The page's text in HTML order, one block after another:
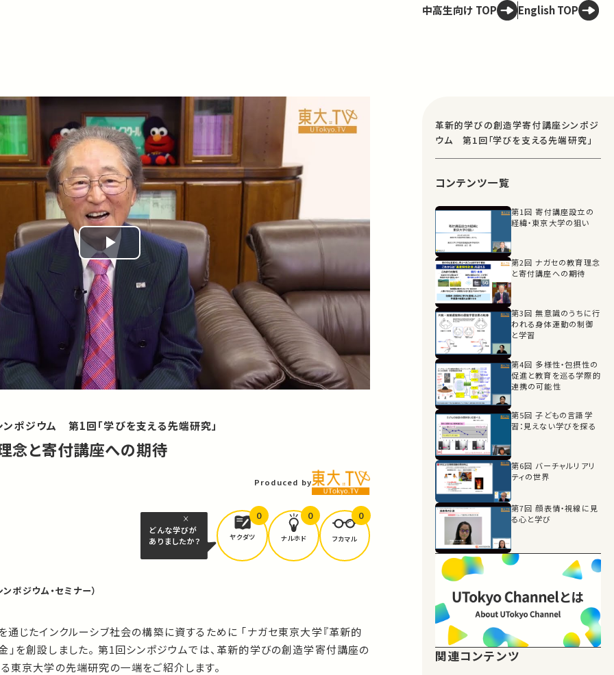
中高生向け TOP English TOP
Play
Video
ポジウム 第1回「学びを支える先端研究」
念と寄付講座への期待
Produced by
どんな学びが
ありましたか？
ヤクダツ
0
ナルホド
0
フカマル
0
ポジウム・セミナー）
通じたインクルーシブ社会の構築に資するために 「ナガセ東京大学『革新的
を創設しました。 第1回シンポジウムでは、革新的学びの創造学寄付講座の
東京大学の先端研究の一端をご紹介します。
革新的学びの創造学寄付講座シンポジ
ウム 第1回「学びを支える先端研究」
コンテンツ一覧
第1回 寄付講座設立の
経緯・東京大学の狙い
第2回 ナガセの教育理念
と寄付講座への期待
第3回 無意識のうちに行
われる身体運動の制御
と学習
第4回 多様性・包摂性の
促進と教育を巡る学際的
連携の可能性
第5回 子どもの言語学
習：見えない学びを探る
第6回 バーチャルリアリ
ティの世界
第7回 顔表情・視線に見
る心と学び
関連コンテンツ